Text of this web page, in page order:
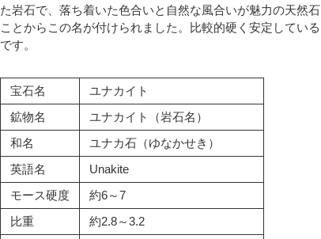
た岩石で、落ち着いた色合いと自然な風合いが魅力の天然
ことからこの名が付けられました。比較的硬く安定してい
です。
宝石名
ユナカイト
鉱物名
ユナカイト（岩石名）
和名
ユナカ石（ゆなかせき）
英語名
Unakite
モース硬度
約6～7
比重
約2.8～3.2